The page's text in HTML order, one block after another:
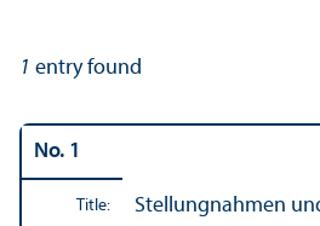
1 entry found
No. 1
Title:
Stellungnahmen